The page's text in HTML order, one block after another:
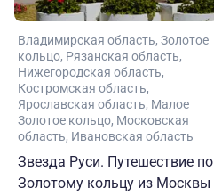
Владимирская область Золотое
кольцо Рязанская область
Нижегородская область
Костромская область
Ярославская область Малое
Золотое кольцо Московская
область Ивановская область
Звезда Руси. Путешествие по
Золотому кольцу из Москвы